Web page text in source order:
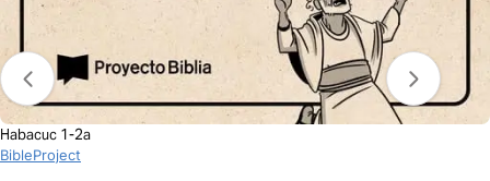
Habacuc 1-2a
BibleProject